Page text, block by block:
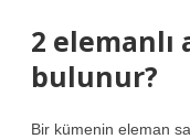
2 elemanlı
bulunur?
Bir kümenin eleman